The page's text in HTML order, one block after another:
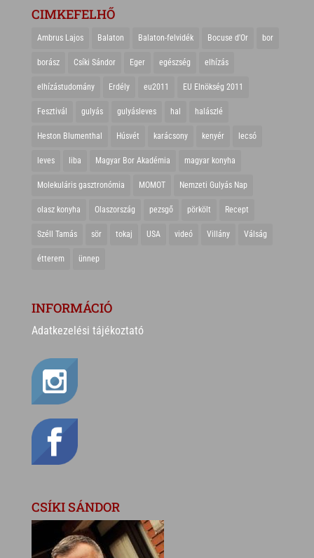
CIMKEFELHŐ
Ambrus Lajos Balaton Balaton-felvidék Bocuse d'Or bor
borász Csíki Sándor Eger egészség elhízás
elhízástudomány Erdély eu2011 EU Elnökség 2011
Fesztivál gulyás gulyásleves hal halászlé
Heston Blumenthal Húsvét karácsony kenyér lecsó
leves liba Magyar Bor Akadémia magyar konyha
Molekuláris gasztronómia MOMOT Nemzeti Gulyás Nap
olasz konyha Olaszország pezsgő pörkölt Recept
Széll Tamás sör tokaj USA videó Villány Válság
étterem ünnep
INFORMÁCIÓ
Adatkezelési tájékoztató
CSÍKI SÁNDOR